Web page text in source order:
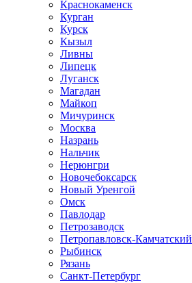
Краснокаменск
Курган
Курск
Кызыл
Ливны
Липецк
Луганск
Магадан
Майкоп
Мичуринск
Москва
Назрань
Нальчик
Нерюнгри
Новочебоксарск
Новый Уренгой
Омск
Павлодар
Петрозаводск
Петропавловск-Камчатский
Рыбинск
Рязань
Санкт-Петербург